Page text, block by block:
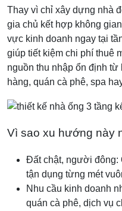
Thay vì chỉ xây dựng nhà
gia chủ kết hợp không
vực kinh doanh ngay tại
giúp tiết kiệm chi phí thuê
nguồn thu nhập ổn định
hàng, quán cà phê, spa
Vì sao xu hướng này
Đất chật, người đông:
tận dụng từng mét
Nhu cầu kinh doanh
quán cà phê, dịch vụ